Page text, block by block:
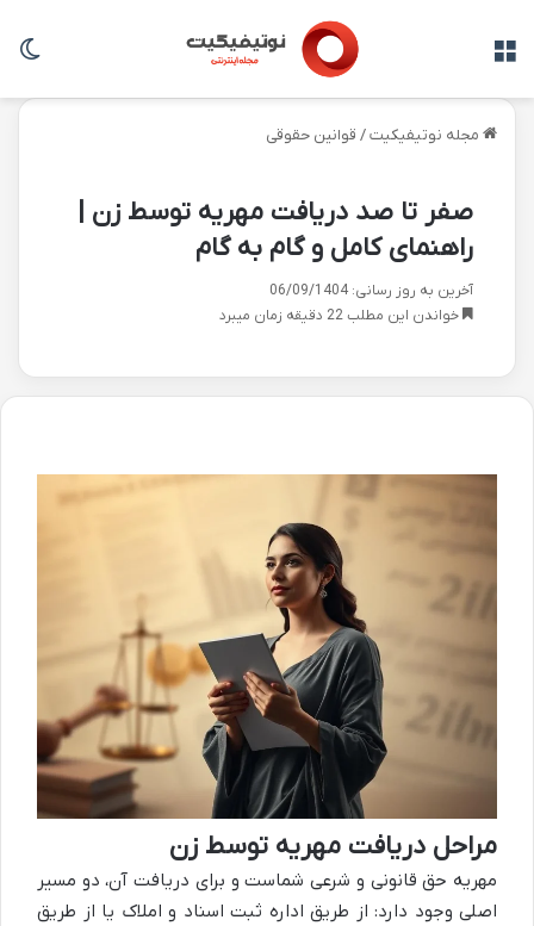
مجله نوتیفیکیت/ قوانین حقوقی
صفر تا صد دریافت مهریه توسط زن |
راهنمای کامل و گام به گام
آخرین به روز رسانی: 06/09/1404
خواندن این مطلب 22 دقیقه زمان میبرد
مراحل دریافت مهریه توسط زن
مهریه حق قانونی و شرعی شماست و برای دریافت آن، دو مسیر
اصلی وجود دارد: از طریق اداره ثبت اسناد و املاک یا از طریق